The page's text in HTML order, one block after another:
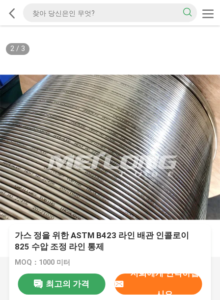
2/ 3
가스 정을 위한 ASTM B423 라인 배관 인콜로이
825 수압 조정 라인 통제
MOQ：1000 미터
최고의 가격
저희에게 연락하십
시오